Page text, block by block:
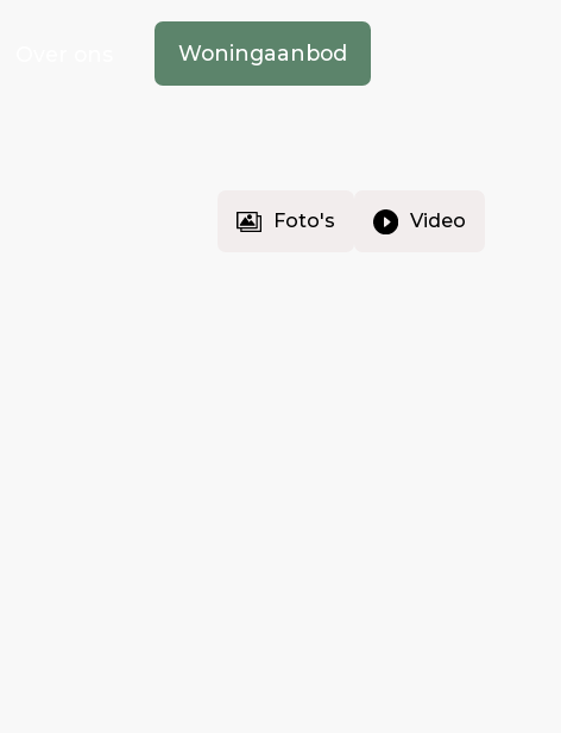
Woningaanbod
Foto's Video